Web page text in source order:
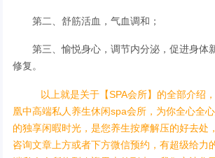
第二、舒筋活血，气血调和；
第三、愉悦身心，调节内分泌，促进身体
修复。
以上就是关于【SPA会所】的全部介绍
凰中高端私人养生休闲spa会所，为你全心全
的独享闲暇时光，是您养生按摩解压的好去
咨询文章上方或者下方微信预约，有超级给力